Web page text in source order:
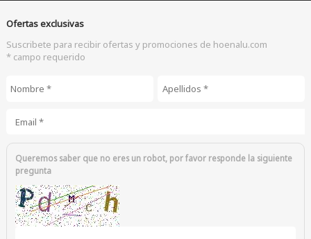
Ofertas exclusivas
Suscribete para recibir ofertas y promociones de hoenalu.com
* campo requerido
Queremos saber que no eres un robot, por favor responde la siguiente
pregunta